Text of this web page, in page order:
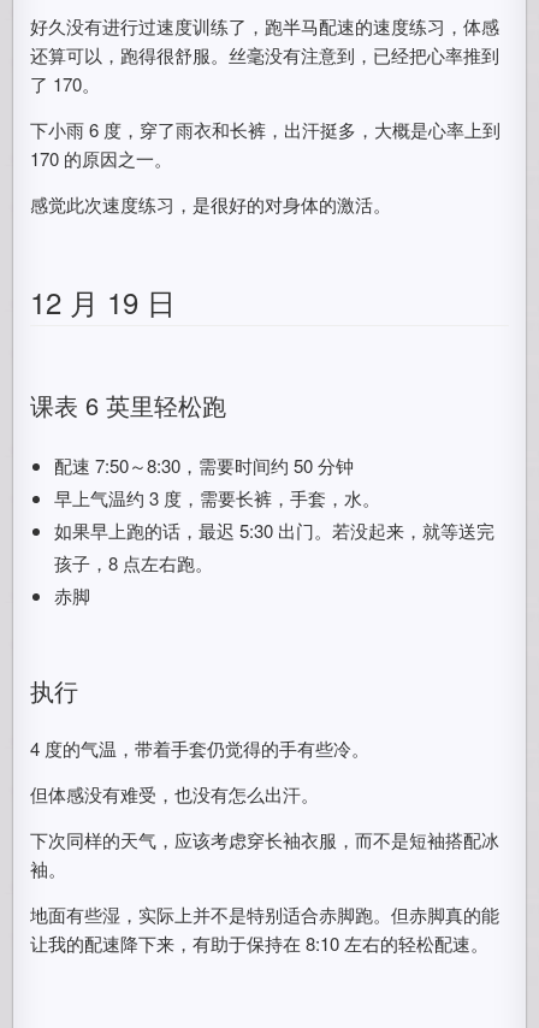
好久没有进行过速度训练了，跑半马配速的速度练习，体感
还算可以，跑得很舒服。丝毫没有注意到，已经把心率推到
了 170。
下小雨 6 度，穿了雨衣和长裤，出汗挺多，大概是心率上到
170 的原因之一。
感觉此次速度练习，是很好的对身体的激活。
12 月 19 日
课表 6 英里轻松跑
配速 7:50～8:30，需要时间约 50 分钟
早上气温约 3 度，需要长裤，手套，水。
如果早上跑的话，最迟 5:30 出门。若没起来，就等送完
孩子，8 点左右跑。
赤脚
执行
4 度的气温，带着手套仍觉得的手有些冷。
但体感没有难受，也没有怎么出汗。
下次同样的天气，应该考虑穿长袖衣服，而不是短袖搭配冰
袖。
地面有些湿，实际上并不是特别适合赤脚跑。但赤脚真的能
让我的配速降下来，有助于保持在 8:10 左右的轻松配速。